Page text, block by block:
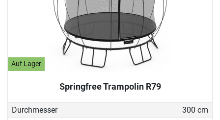
Auf Lager
Springfree Trampolin R79
Durchmesser
300 cm